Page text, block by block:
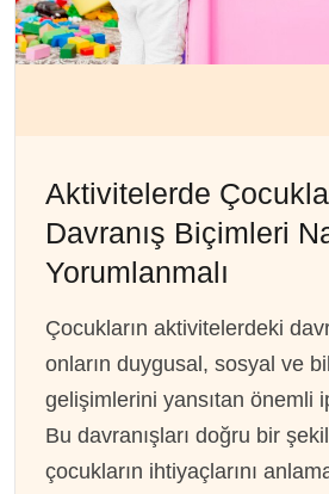
Aktivitelerde
Davranış Biçimleri
Yorumlanmalı
Çocukların aktivitelerdeki
onların duygusal, sosyal ve
gelişimlerini yansıtan önemli
Bu davranışları doğru bir
çocukların ihtiyaçlarını